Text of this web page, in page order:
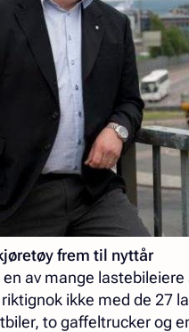
frem til nyttår
en av mange
ikke med de 27
to gaffeltrucker og